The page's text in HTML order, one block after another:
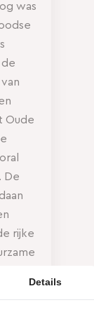
was
Oude
De
rijke
Details